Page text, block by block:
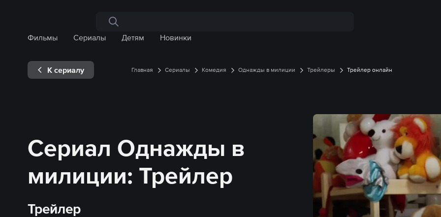
Поиск по сайту
Фильмы
Сериалы Детям Новинки
К сериалу Главная Сериалы Комедия Однажды в милиции Трейлеры Трейлер онлайн
Сериал Однажды в
милиции: Трейлер
Трейлер